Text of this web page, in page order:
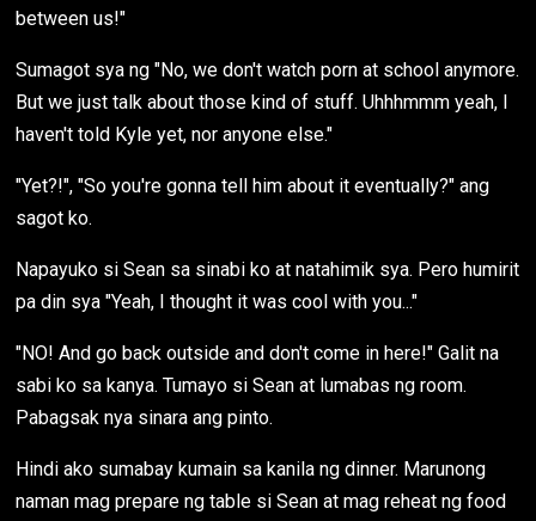
between us!"
Sumagot sya ng "No, we don't watch porn at school anymore.
But we just talk about those kind of stuff. Uhhhmmm yeah, I
haven't told Kyle yet, nor anyone else."
"Yet?!", "So you're gonna tell him about it eventually?" ang
sagot ko.
Napayuko si Sean sa sinabi ko at natahimik sya. Pero humirit
pa din sya "Yeah, I thought it was cool with you..."
"NO! And go back outside and don't come in here!" Galit na
sabi ko sa kanya. Tumayo si Sean at lumabas ng room.
Pabagsak nya sinara ang pinto.
Hindi ako sumabay kumain sa kanila ng dinner. Marunong
naman mag prepare ng table si Sean at mag reheat ng food